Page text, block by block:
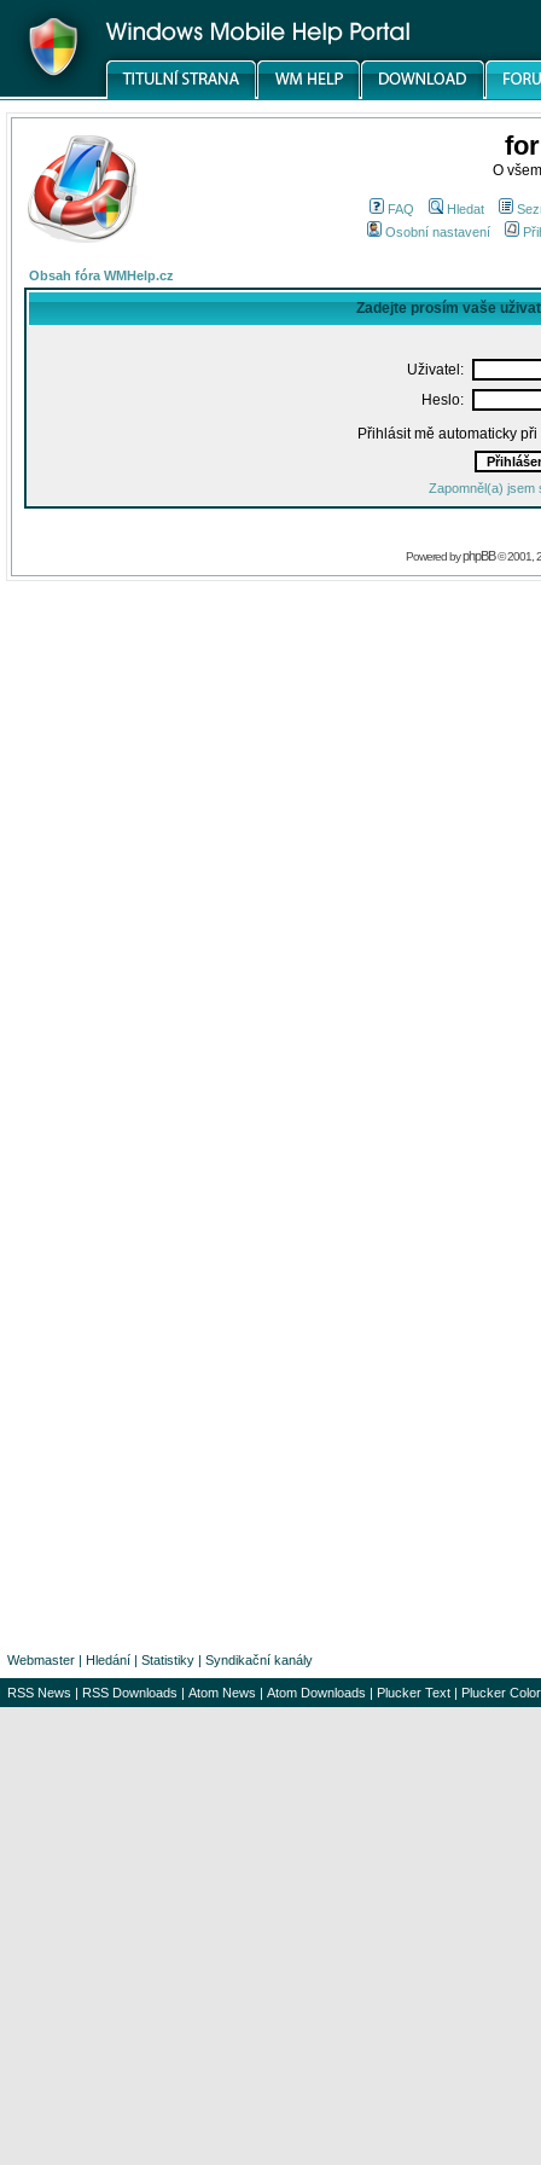
O
FAQ Hledat
Osobní nastavení
Obsah fóra WMHelp.cz
Zadejte prosím vaše
Uživatel:
Heslo:
Přihlásit mě automaticky
Zapomněl(a) jsem
Powered byphpBB© 2001,
Webmaster | Hledání | Statistiky | Syndikační kanály
RSS News | RSS Downloads | Atom News | Atom Downloads | Plucker Text | Plucker Color